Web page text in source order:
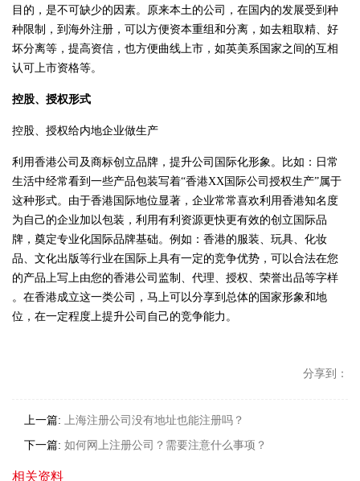
目的，是不可缺少的因素。原来本土的公司，在国内的发展受到种
种限制，到海外注册，可以方便资本重组和分离，如去粗取精、好
坏分离等，提高资信，也方便曲线上市，如英美系国家之间的互相
认可上市资格等。
控股、授权形式
控股、授权给内地企业做生产
利用香港公司及商标创立品牌，提升公司国际化形象。比如：日常
生活中经常看到一些产品包装写着“香港XX国际公司授权生产”属于
这种形式。由于香港国际地位显著，企业常常喜欢利用香港知名度
为自己的企业加以包装，利用有利资源更快更有效的创立国际品
牌，奠定专业化国际品牌基础。例如：香港的服装、玩具、化妆
品、文化出版等行业在国际上具有一定的竞争优势，可以合法在您
的产品上写上由您的香港公司监制、代理、授权、荣誉出品等字样
。在香港成立这一类公司，马上可以分享到总体的国家形象和地
位，在一定程度上提升公司自己的竞争能力。
分享到：
上一篇: 上海注册公司没有地址也能注册吗？
下一篇: 如何网上注册公司？需要注意什么事项？
相关资料